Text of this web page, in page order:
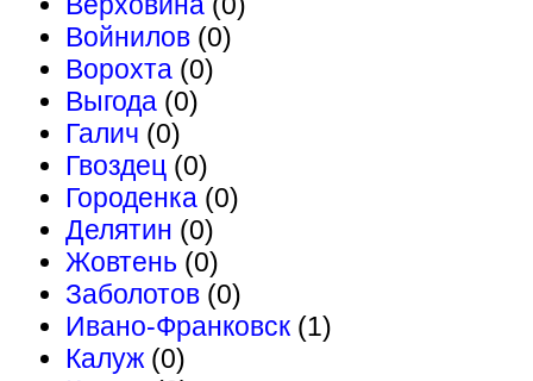
Войнилов (0)
Ворохта (0)
Выгода (0)
Галич (0)
Гвоздец (0)
Городенка (0)
Делятин (0)
Жовтень (0)
Заболотов (0)
Ивано-Франковск (1)
Калуж (0)